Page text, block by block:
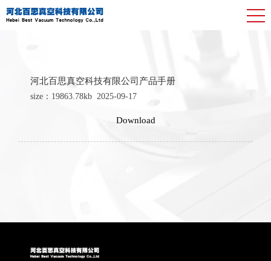
河北百思真空科技有限公司产品手册
size：19863.78kb 2025-09-17
Download